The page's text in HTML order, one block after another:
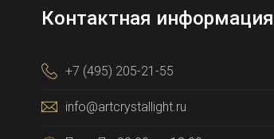
Контактная информация
+7 (495) 205-21-55
info@artcrystallight.ru